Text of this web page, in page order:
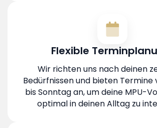
Flexible
Wir richten uns nach deinen
Bedürfnissen und bieten Termine
bis Sonntag an, um deine MPU-
optimal in deinen Alltag zu